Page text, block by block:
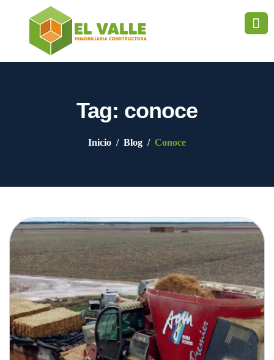
Tag: conoce
Inicio Blog Conoce